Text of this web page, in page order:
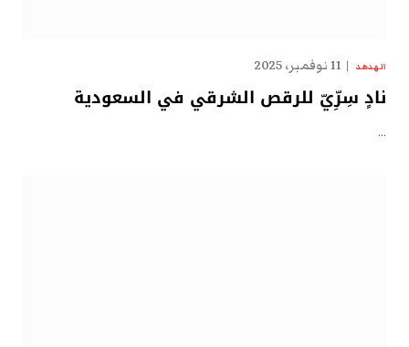
الهدهد 11 نوفمبر، 2025
نادٍ سِرِّيّ للرقص الشرقي في السعودية
…